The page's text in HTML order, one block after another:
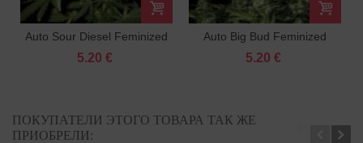
Auto Sour Diesel Feminized
5.20 €
Auto Big Bud Feminized
5.20 €
ПОКУПАТЕЛИ ЭТОГО ТОВАРА ТАК ЖЕ
ПРИОБРЕЛИ: